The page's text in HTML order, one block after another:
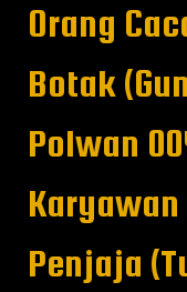
Orang
Botak
Polwan
Penjaja